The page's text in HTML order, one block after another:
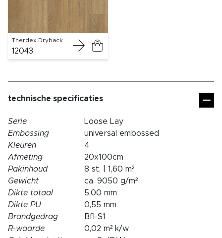
Therdex Dryback
12043
technische specificaties
Serie
Loose Lay
Embossing
universal embossed
Kleuren
4
Afmeting
20x100cm
Pakinhoud
8 st. | 1,60 m²
Gewicht
ca. 9050 g/m²
Dikte totaal
5,00 mm
Dikte PU
0,55 mm
Brandgedrag
Bfl-S1
R-waarde
0,02 m² k/w